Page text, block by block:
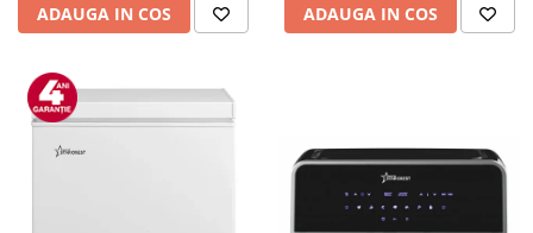
ADAUGA IN COS ADAUGA IN COS